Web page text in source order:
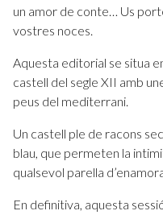
un amor de conte… Us
vostres noces.
Aquesta editorial se situa
castell del segle XII amb
peus del mediterrani.
Un castell ple de racons
blau, que permeten la
qualsevol parella
En definitiva, aquesta